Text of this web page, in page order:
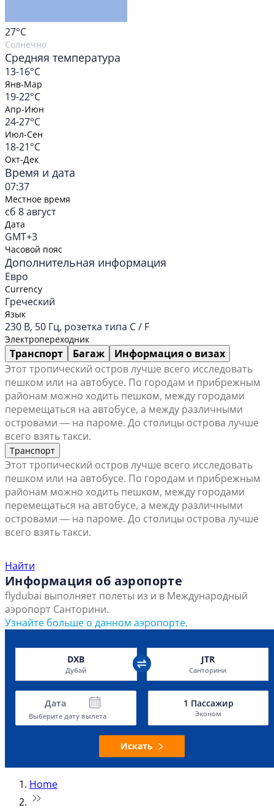
27°C
Солнечно
Средняя температура
13-16°C
Янв-Мар
19-22°C
Апр-Июн
24-27°C
Июл-Сен
18-21°C
Окт-Дек
Время и дата
07:37
Местное время
сб 8 август
Дата
GMT+3
Часовой пояс
Дополнительная информация
Евро
Currency
Греческий
Язык
230 В, 50 Гц, розетка типа C / F
Электропереходник
Транспорт Багаж
Информация о визах
Этот тропический остров лучше всего исследовать
пешком или на автобусе. По городам и прибрежным
районам можно ходить пешком, между городами
перемещаться на автобусе, а между различными
островами ― на пароме. До столицы острова лучше
всего взять такси.
Транспорт
Этот тропический остров лучше всего исследовать
пешком или на автобусе. По городам и прибрежным
районам можно ходить пешком, между городами
перемещаться на автобусе, а между различными
островами ― на пароме. До столицы острова лучше
всего взять такси.
Найти
Информация об аэропорте
flydubai выполняет полеты из и в Международный
аэропорт Санторини.
Узнайте больше о данном аэропорте.
DXB
Дубай
JTR
Санторини
Дата
Выберите дату вылета
1 Пассажир
Эконом
Искать
Home